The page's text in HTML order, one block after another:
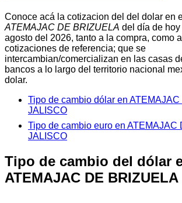
Conoce acá la cotizacion del del dolar en
ATEMAJAC DE BRIZUELA del día de
agosto del 2026, tanto a la compra, como
cotizaciones de referencia; que se
intercambian/comercializan en las casas
bancos a lo largo del territorio nacional
dolar.
Tipo de cambio dólar en
JALISCO
Tipo de cambio euro en ATEMAJAC
JALISCO
Tipo de cambio del dólar
ATEMAJAC DE